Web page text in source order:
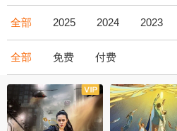
全部 2025 2024 2023
全部 免费 付费